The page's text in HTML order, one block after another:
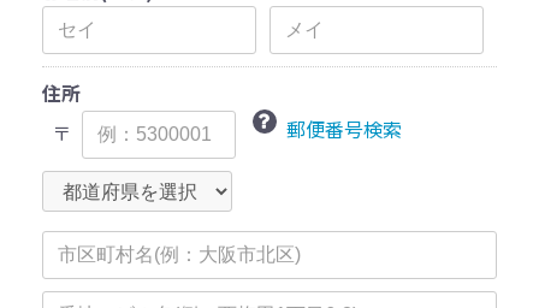
住所
〒
郵便番号検索